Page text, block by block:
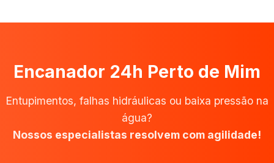
Encanador 24h Perto de Mim
Entupimentos, falhas hidráulicas ou baixa pressão na
água?
Nossos especialistas resolvem com agilidade!